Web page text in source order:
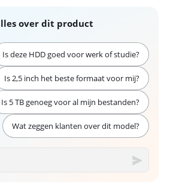
over dit product
Is deze HDD goed voor werk of studie?
Is 2,5 inch het beste formaat voor mij?
Is 5 TB genoeg voor al mijn bestanden?
Wat zeggen klanten over dit model?